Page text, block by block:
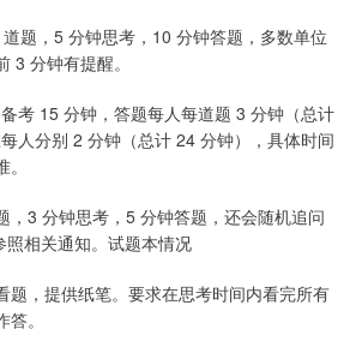
题，5 分钟思考，10 分钟答题，多数单位
3 分钟有提醒。
考 15 分钟，答题每人每道题 3 分钟（总计
人分别 2 分钟（总计 24 分钟），具体时间
，3 分钟思考，5 分钟答题，还会随机追问
相关通知。试题本情况
题，提供纸笔。要求在思考时间内看完所有
。